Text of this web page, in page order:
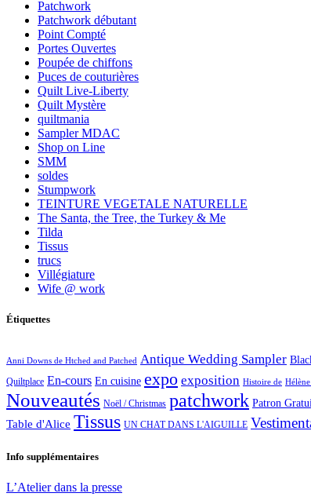
Patchwork
Patchwork débutant
Point Compté
Portes Ouvertes
Poupée de chiffons
Puces de couturières
Quilt Live-Liberty
Quilt Mystère
quiltmania
Sampler MDAC
Shop on Line
SMM
soldes
Stumpwork
TEINTURE VEGETALE NATURELLE
The Santa, the Tree, the Turkey & Me
Tilda
Tissus
trucs
Villégiature
Wife @ work
Étiquettes
Anni Downs de Htched and Patched Antique Wedding Sampler
Quiltplace En-cours En cuisine expo exposition Histoire de
Nouveautés Noël / Christmas patchwork Patron
Table d'Alice Tissus UN CHAT DANS L'AIGUILLE
Info supplémentaires
L’Atelier dans la presse